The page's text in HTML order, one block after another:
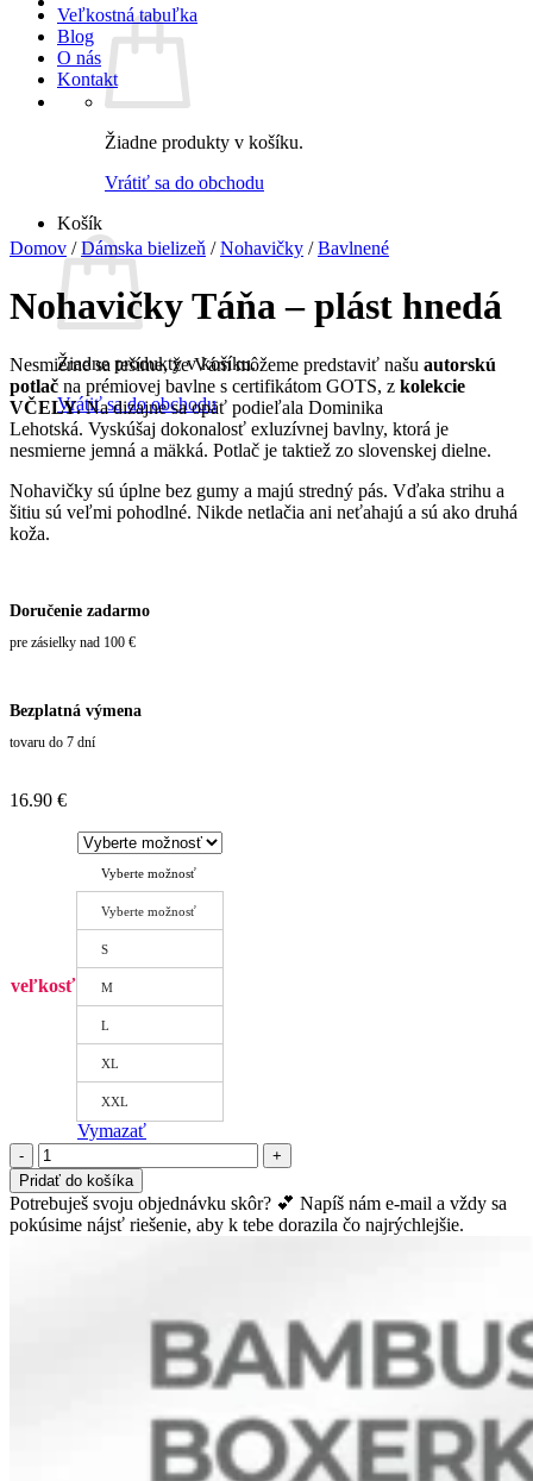
Žiadne produkty v košíku.
Vrátiť sa do obchodu
Košík
Žiadne produkty v košíku.
Vrátiť sa do obchodu
Veľkostná tabuľka
Blog
O nás
Kontakt
Domov / Dámska bielizeň / Nohavičky / Bavlnené
Nohavičky Táňa – plást hnedá
Nesmierne sa tešíme, že Vám môžeme predstaviť našu autorskú
potlač na prémiovej bavlne s certifikátom GOTS, z kolekcie
VČELY.Na dizajne sa opäť podieľala Dominika
Lehotská. Vyskúšaj dokonalosť exluzívnej bavlny, ktorá je
nesmierne jemná a mäkká. Potlač je taktiež zo slovenskej dielne.
Nohavičky sú úplne bez gumy a majú stredný pás. Vďaka strihu a
šitiu sú veľmi pohodlné. Nikde netlačia ani neťahajú a sú ako druhá
koža.
Doručenie zadarmo
pre zásielky nad 100 €
Bezplatná výmena
tovaru do 7 dní
16.90 €
veľkosť
Vyberte možnosť
Vyberte možnosť
S
M
L
XL
XXL
Vymazať
množstvo
Nohavičky
Táňa
-
plást
Pridať do košíka
Potrebuješ svoju objednávku skôr? 💕 Napíš nám e-mail a vždy sa
pokúsime nájsť riešenie, aby k tebe dorazila čo najrýchlejšie.